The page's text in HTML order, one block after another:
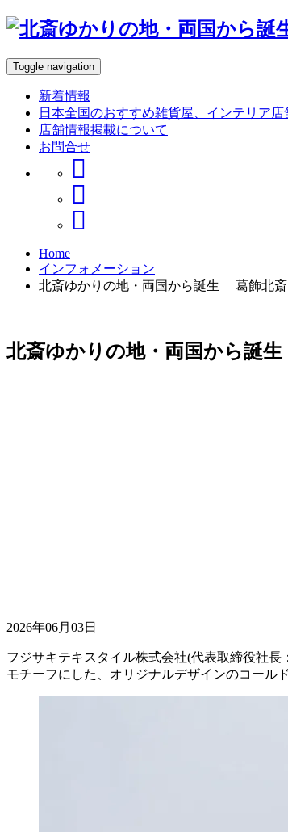
Toggle navigation
新着情報
日本全国のおすすめ雑貨屋、インテリア店
店舗情報掲載について
お問合せ
Home
インフォメーション
北斎ゆかりの地・両国から誕生 葛飾北斎
北斎ゆかりの地・両国から誕
2026年06月03日
フジサキテキスタイル株式会社(代表取締役社
モチーフにした、オリジナルデザインのコール